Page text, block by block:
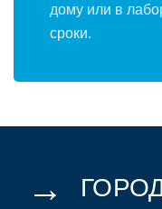
дому или в
сроки.
→